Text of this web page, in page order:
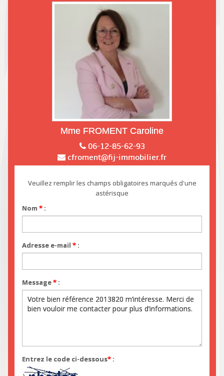
Mme FROMENT Caroline
06-12-85-62-93
cfroment@fij-immobilier.fr
Veuillez remplir les champs obligatoires marqués d'une
astérisque
Nom* :
Adresse e-mail* :
Message* :
Entrez le code ci-dessous* :